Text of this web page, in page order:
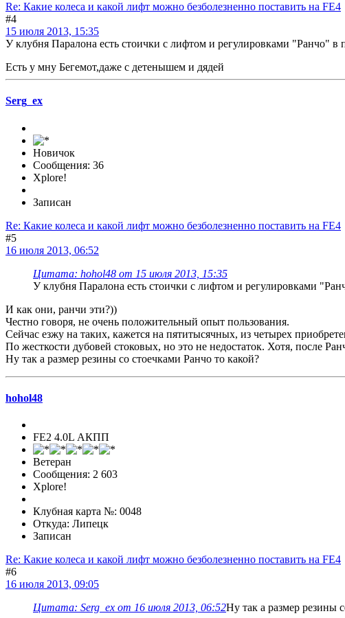
Re: Какие колеса и какой лифт можно безболезненно поставить на FE4
#4
15 июля 2013, 15:35
У клубня Паралона есть стоички с лифтом и регулировками "Ранчо" в
Есть у мну Бегемот,даже с детенышем и дядей
Serg_ex
Новичок
Сообщения: 36
Xplore!
Записан
Re: Какие колеса и какой лифт можно безболезненно поставить на FE4
#5
16 июля 2013, 06:52
Цитата: hohol48 от 15 июля 2013, 15:35
У клубня Паралона есть стоички с лифтом и регулировками
И как они, ранчи эти?))
Честно говоря, не очень положительный опыт пользования.
Сейчас езжу на таких, кажется на пятитысячных, из четырех
По жесткости дубовей стоковых, но это не недостаток. Хотя, после
Ну так а размер резины со стоечками Ранчо то какой?
hohol48
FE2 4.0L АКПП
Ветеран
Сообщения: 2 603
Xplore!
Клубная карта №: 0048
Откуда: Липецк
Записан
Re: Какие колеса и какой лифт можно безболезненно поставить на FE4
#6
16 июля 2013, 09:05
Цитата: Serg_ex от 16 июля 2013, 06:52Ну так а размер резины